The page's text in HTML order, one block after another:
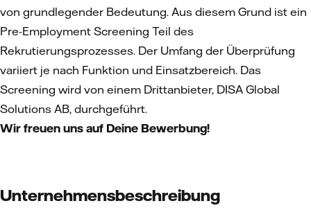
von grundlegender Bedeutung. Aus diesem Grund ist ein
Pre-Employment Screening Teil des
Rekrutierungsprozesses. Der Umfang der Überprüfung
variiert je nach Funktion und Einsatzbereich. Das
Screening wird von einem Drittanbieter, DISA Global
Solutions AB, durchgeführt.
Wir freuen uns auf Deine Bewerbung!
Unternehmensbeschreibung